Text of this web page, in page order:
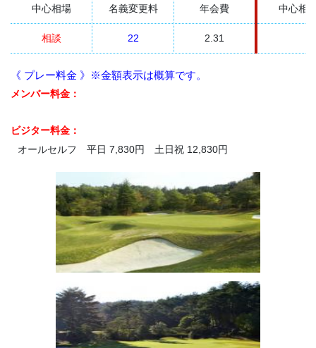
中心相場 名義変更料 年会費 中心相
相談 22 2.31
《 プレー料金 》※金額表示は概算です。
メンバー料金：
ビジター料金：
オールセルフ 平日 7,830円 土日祝 12,830円